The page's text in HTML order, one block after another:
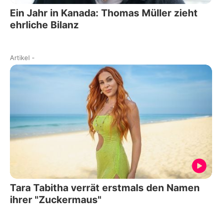
Ein Jahr in Kanada: Thomas Müller zieht
ehrliche Bilanz
Artikel -
Tara Tabitha verrät erstmals den Namen
ihrer "Zuckermaus"